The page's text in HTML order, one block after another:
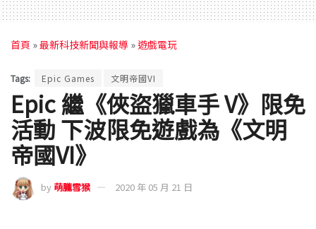
首頁 »最新科技新聞與報導 »遊戲電玩
Tags: Epic Games 文明帝國VI
Epic 繼《俠盜獵車手 V》限免
活動 下波限免遊戲為《文明
帝國VI》
by 萌朧雪猴 2020 年 05 月 21 日